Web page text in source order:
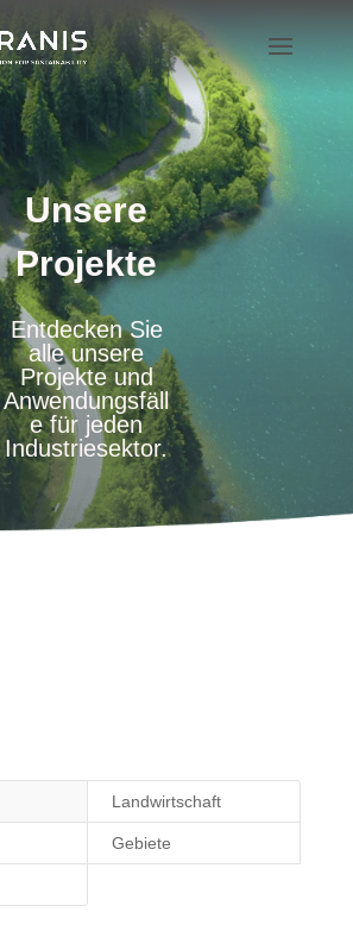
Unsere
Projekte
Entdecken Sie
alle unsere
Projekte und
Anwendungsfäll
e für jeden
Industriesektor.
Landwirtschaft
Gebiete